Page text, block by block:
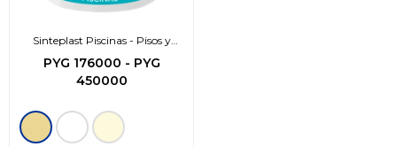
Sinteplast Piscinas - Pisos y
bordes atérmico
PYG 176000 - PYG
450000